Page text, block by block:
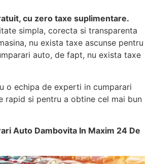
cu zero taxe suplimentare.
simpla, corecta si transparenta
nu exista taxe ascunse pentru
auto, de fapt, nu exista taxe
o echipa de experti in cumparari
rapid si pentru a obtine cel mai bun
Auto Dambovita In Maxim 24 De